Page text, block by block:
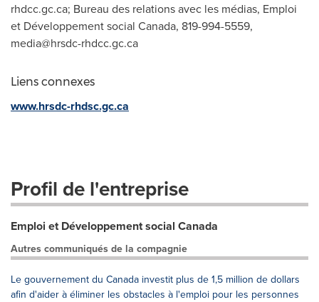
rhdcc.gc.ca; Bureau des relations avec les médias, Emploi
et Développement social Canada, 819-994-5559,
media@hrsdc-rhdcc.gc.ca
Liens connexes
www.hrsdc-rhdsc.gc.ca
Profil de l'entreprise
Emploi et Développement social Canada
Autres communiqués de la compagnie
Le gouvernement du Canada investit plus de 1,5 million de dollars
afin d'aider à éliminer les obstacles à l'emploi pour les personnes